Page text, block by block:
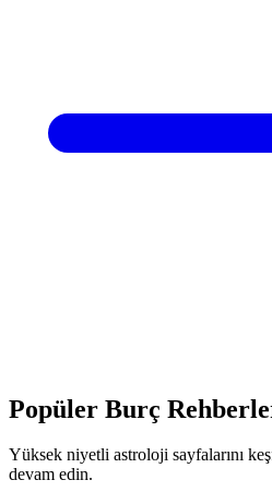
Popüler Burç
Yüksek niyetli astroloji sayfalarını
devam edin.